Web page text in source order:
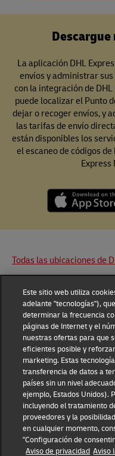
La aplicación DHL
envíos y administrar
con la integración de
puede localizar el Punto
dejar o recoger envíos, y
las tarifas de envío
están disponibles los
el escaneo de códigos
Todas las ubicaciones de
DHL Group
Fraud Awareness
Terms of Use
Dispute Resolution
Additional Information
Este sitio web utiliza
adelante "tecnologías"),
determinar la frecuencia
páginas de Internet y el
nuestras ofertas para que
eficientes posible y
marketing. Estas
transferencia de datos a
países sin un nivel
ejemplo, Estados Unidos).
incluyendo el tratamiento
proveedores y la
en cualquier momento,
"Configuración de
Aviso de privacidad Aviso